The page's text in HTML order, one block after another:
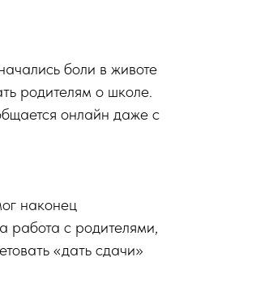
боли в животе
родителям о школе.
онлайн даже с
наконец
работа с родителями,
«дать сдачи»